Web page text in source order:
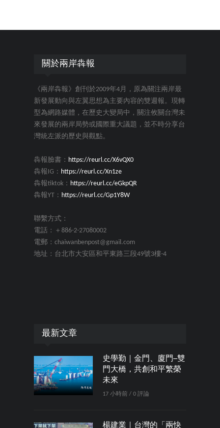
關於兩岸犇報
《兩岸犇報》創刊於2009年4月，原為關注兩岸最
新發展動向與左翼思想為主要內容的雙週報。現轉
型為網路媒體，在歷史大變局中，關注攸關台灣未
來發展的兩岸局勢或國際重大議題，並不時分享台
灣統左派的歷史與觀點。
犇報臉書： https://reurl.cc/X6vQX0
犇報IG： https://reurl.cc/Xn1ze
犇報tiktok： https://reurl.cc/eGkpQR
犇報YT： https://reurl.cc/Gp1Y8W
聯繫方式：
電話：＋886-2-27080002
電郵：chaiwanbenpost@gmail.com
地址：台北市大安區和平東路三段49號3樓-4
最新文章
史學勤｜金門、廈門─雙
門大橋，共創和平繁榮
未來
17 小時前 / 0 評論
楊建業｜台灣的「兩快